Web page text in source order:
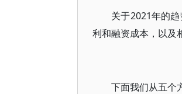
关于2021年的
利和融资成本，以及
下面我们从五个